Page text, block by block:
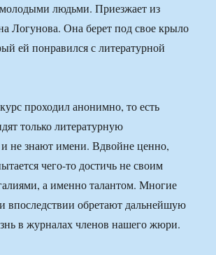
людьми. Приезжает из
Логунова. Она берет под свое крыло
ей понравился с литературной
проходил анонимно, то есть
только литературную
не знают имени. Вдвойне ценно,
чего-то достичь не своим
а именно талантом. Многие
впоследствии обретают дальнейшую
в журналах членов нашего жюри.